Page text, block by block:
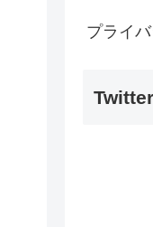
プライ
Twitter